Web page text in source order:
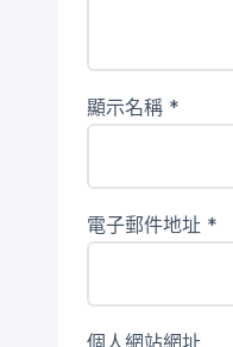
顯示名稱 *
電子郵件地址 *
個人網站網址